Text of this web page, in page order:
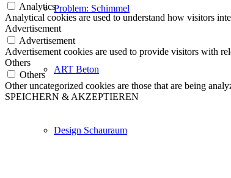
Problem: Schimmel
ART Beton
Design Schauraum
Analytics
Analytical cookies are used to understand how visitors
Advertisement
Advertisement
Advertisement cookies are used to provide visitors with
Others
Others
Other uncategorized cookies are those that are being
SPEICHERN & AKZEPTIEREN